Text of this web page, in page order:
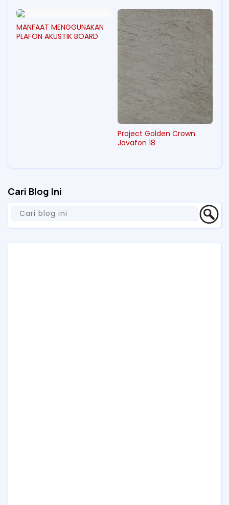
MANFAAT MENGGUNAKAN
PLAFON AKUSTIK BOARD
Project Golden Crown
Javafon 18
Cari Blog Ini